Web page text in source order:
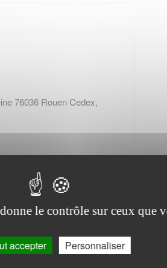
76036 Rouen Cedex,
de tourisme de
le contrôle sur ceux que
accepter Personnaliser